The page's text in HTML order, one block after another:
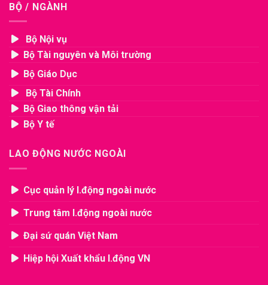
BỘ / NGÀNH
Bộ Nội vụ
Bộ Tài nguyên và Môi trường
Bộ Giáo Dục
Bộ Tài Chính
Bộ Giao thông vận tải
Bộ Y tế
LAO ĐỘNG NƯỚC NGOÀI
Cục quản lý l.động ngoài nước
Trung tâm l.động ngoài nước
Đại sứ quán Việt Nam
Hiệp hội Xuất khẩu l.động VN